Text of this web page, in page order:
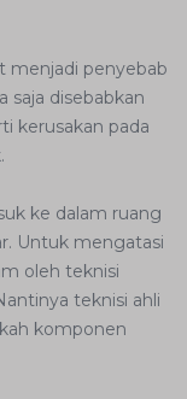
menjadi penyebab
saja disebabkan
kerusakan pada
ke dalam ruang
Untuk mengatasi
oleh teknisi
teknisi ahli
komponen